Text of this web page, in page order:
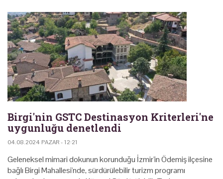
Birgi'nin GSTC Destinasyon Kriterleri'ne
uygunluğu denetlendi
04.08.2024 PAZAR - 12:21
Geleneksel mimari dokunun korunduğu İzmir'in Ödemiş ilçesine
bağlı Birgi Mahallesi'nde, sürdürülebilir turizm programı